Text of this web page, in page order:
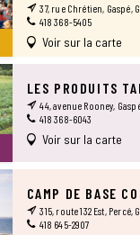
37, rue Chrétien, Gaspé,
418 368-5405
Voir sur la carte
LES PRODUITS
44, avenue Rooney,
418 368-6043
Voir sur la carte
CAMP DE BASE
315, route 132 Est, Percé,
418 645-2907